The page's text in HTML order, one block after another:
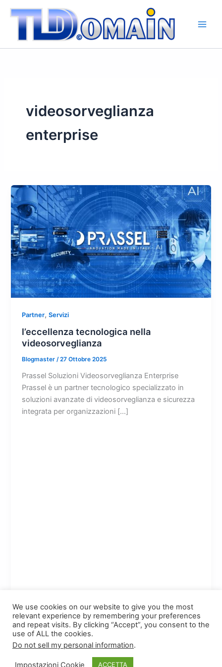
contenuto
videosorveglianza
enterprise
Partner,Servizi
l’eccellenza tecnologica nella
videosorveglianza
Blogmaster/27 Ottobre 2025
Prassel Soluzioni Videosorveglianza Enterprise
Prassel è un partner tecnologico specializzato in
soluzioni avanzate di videosorveglianza e sicurezza
integrata per organizzazioni […]
Copyright © 2026 TLDomain.org| Powered by
We use cookies on our website to give you the most
relevant experience by remembering your preferences
and repeat visits. By clicking “Accept”, you consent to the
use of ALL the cookies.
Do not sell my personal information.
Impostazioni Cookie ACCETTA